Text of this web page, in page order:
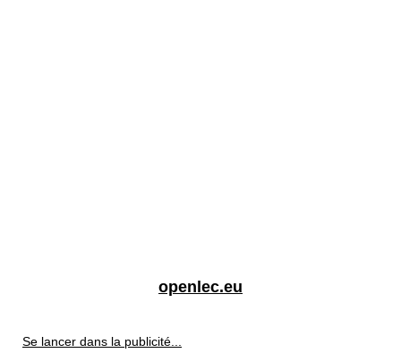
openlec.eu
Se lancer dans la publicité...